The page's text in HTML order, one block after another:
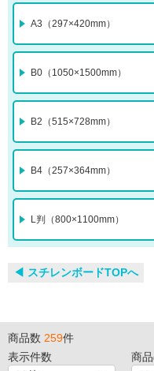
A3（297×420mm）
B0（1050×1500mm）
B2（515×728mm）
B4（257×364mm）
L判（800×1100mm）
◀︎ スチレンボードTOPへ
商品数 259件
表示件数
商